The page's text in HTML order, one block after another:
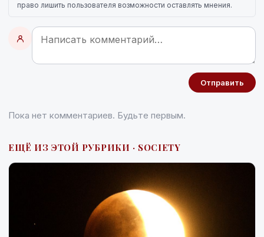
право лишить пользователя возможности оставлять мнения.
Отправить
Пока нет комментариев. Будьте первым.
ЕЩЁ ИЗ ЭТОЙ РУБРИКИ · SOCIETY